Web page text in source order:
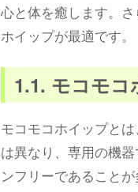
心と体を癒します。
ホイップが最適です。
1.1. モコモコ
モコモコホイップと
は異なり、専用の機
ンフリーであること